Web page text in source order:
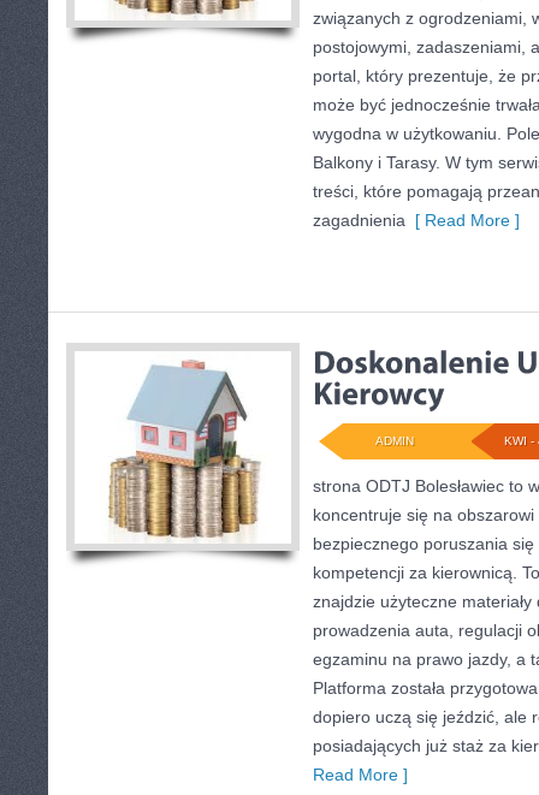
związanych z ogrodzeniami,
postojowymi, zadaszeniami,
portal, który prezentuje, że
może być jednocześnie
wygodna w użytkowaniu.
Balkony i Tarasy. W tym
treści, które pomagają
zagadnienia [ Read More ]
KWI -
ADMIN
strona ODTJ Bolesławiec to
koncentruje się na
bezpiecznego poruszania
kompetencji za kierownicą.
znajdzie użyteczne
prowadzenia auta, regulacji
egzaminu na prawo jazdy, a
Platforma została
dopiero uczą się jeździć, ale
posiadających już staż za
Read More ]